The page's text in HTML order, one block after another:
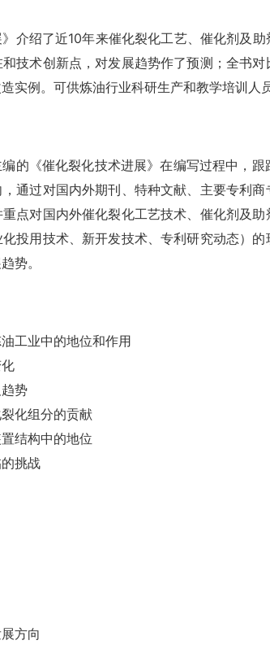
》介绍了近10年来催化裂化工艺、催化剂及
技术创新点，对发展趋势作了预测；全书
实例。可供炼油行业科研生产和教学培训人
的《催化裂化技术进展》在编写过程中，
通过对国内外期刊、特种文献、主要专利
点对国内外催化裂化工艺技术、催化剂及
投用技术、新开发技术、专利研究动态）
势。
工业中的地位和作用
势
化组分的贡献
结构中的地位
挑战
方向